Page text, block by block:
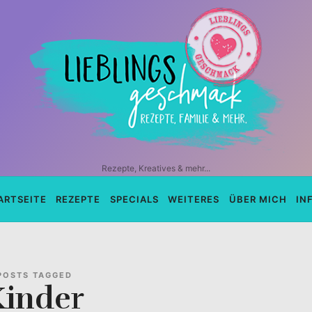
Lieblingsgeschmack.de
–
Rezepte
Blog
und
YouTube
–
Rezepte, Kreatives & mehr...
REZEPTE SPECIALS WEITERES ÜBER MICH
TAGGED